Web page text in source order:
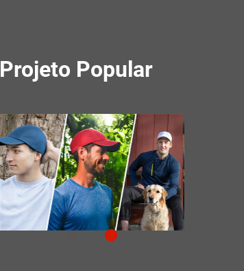
Projeto Popular